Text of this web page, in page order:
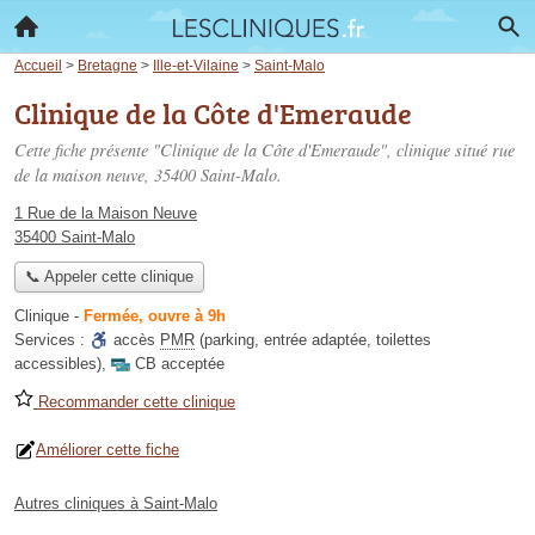
Accueil > Bretagne > Ille-et-Vilaine > Saint-Malo
Clinique de la Côte d'Emeraude
Cette fiche présente "Clinique de la Côte d'Emeraude", clinique situé rue
de la maison neuve, 35400 Saint-Malo.
1 Rue de la Maison Neuve
35400 Saint-Malo
📞 Appeler cette clinique
Clinique - Fermée, ouvre à 9h
Services :
accès PMR (parking, entrée adaptée, toilettes
accessibles), CB acceptée
Recommander cette clinique
Améliorer cette fiche
Autres cliniques à Saint-Malo